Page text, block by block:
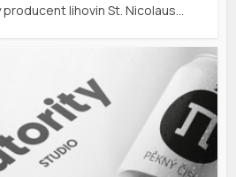
lihovin St. Nicolaus…